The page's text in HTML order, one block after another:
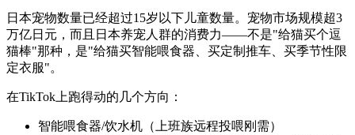
日本宠物数量已经超过15岁以下儿童数量。宠物市场规模超3
万亿日元，而且日本养宠人群的消费力——不是"给猫买个逗
猫棒"那种，是"给猫买智能喂食器、买定制推车、买季节性限
定衣服"。
在TikTok上跑得动的几个方向：
智能喂食器/饮水机（上班族远程投喂刚需）